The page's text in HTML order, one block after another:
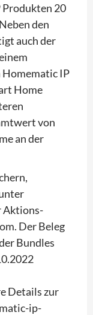
20
den
auch der
Homematic IP
Home
von
an der
Aktions-
Der Beleg
Bundles
Details zur
ip-